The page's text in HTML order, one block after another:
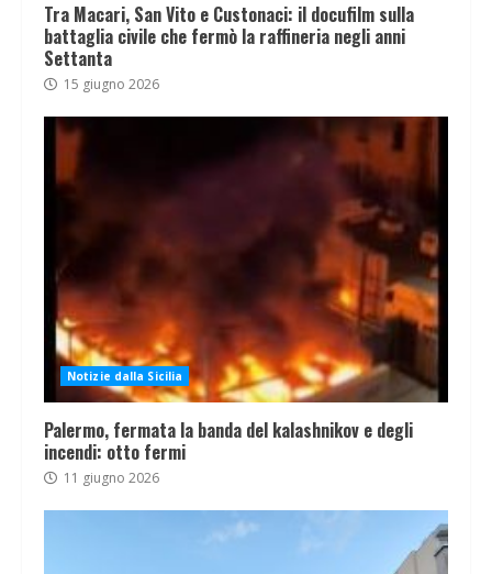
Tra Macari, San Vito e Custonaci: il docufilm sulla
battaglia civile che fermò la raffineria negli anni
Settanta
15 giugno 2026
Notizie dalla Sicilia
Palermo, fermata la banda del kalashnikov e degli
incendi: otto fermi
11 giugno 2026